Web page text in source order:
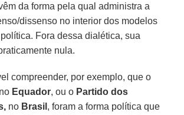
da forma pela qual administra a
dissenso no interior dos modelos
Fora dessa dialética, sua
nula.
compreender, por exemplo, que o
Equador, ou o Partido dos
no Brasil , foram a forma política que